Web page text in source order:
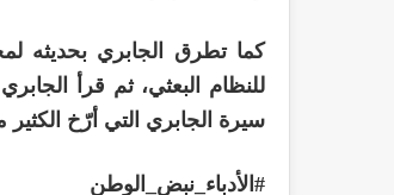
كما تطرق الجابري بحديثه
للنظام البعثي، ثم قرأ
سيرة الجابري التي أرّخ الكثير
#الأدباء_نبض_الوطن